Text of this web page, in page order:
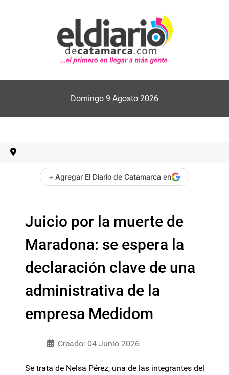
Domingo 9 Agosto 2026
+ Agregar El Diario de Catamarca en
Juicio por la muerte de
Maradona: se espera la
declaración clave de una
administrativa de la
empresa Medidom
Creado: 04 Junio 2026
Se trata de Nelsa Pérez, una de las integrantes del